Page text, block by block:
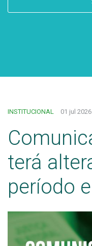
INSTITUCIONAL 01 jul 2026
terá
período